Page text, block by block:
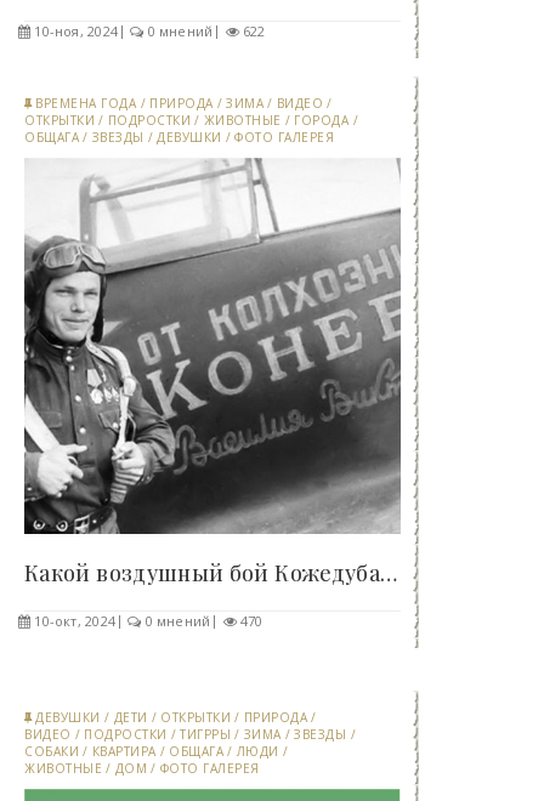
10-ноя, 2024 0 мнений 622
ВРЕМЕНА ГОДА / ПРИРОДА /ЗИМА / ВИДЕО /
ОТКРЫТКИ / ПОДРОСТКИ / ЖИВОТНЫЕ / ГОРОДА /
ОБЩАГА / ЗВЕЗДЫ /ДЕВУШКИ /ФОТО ГАЛЕРЕЯ
Какой воздушный бой Кожедуба засекретили в СССР -..
10-окт, 2024 0 мнений 470
ДЕВУШКИ / ДЕТИ / ОТКРЫТКИ / ПРИРОДА /
ВИДЕО / ПОДРОСТКИ /ТИГРРЫ / ЗИМА /ЗВЕЗДЫ /
СОБАКИ / КВАРТИРА / ОБЩАГА / ЛЮДИ /
ЖИВОТНЫЕ / ДОМ / ФОТО ГАЛЕРЕЯ